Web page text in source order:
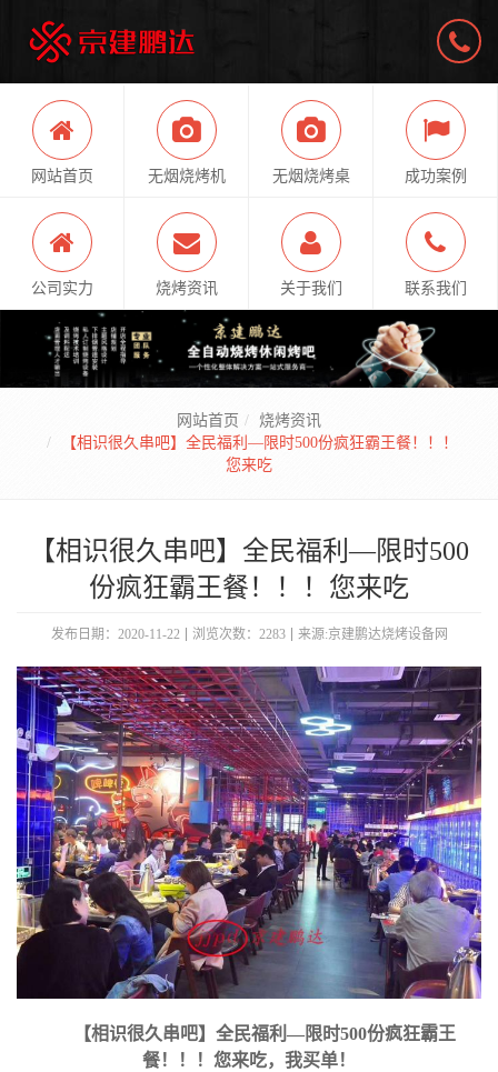
网站首页 无烟烧烤机 无烟烧烤桌 成功案例
公司实力 烧烤资讯 关于我们 联系我们
网站首页
烧烤资讯
【相识很久串吧】全民福利—限时500份疯狂霸王餐！！！
您来吃
【相识很久串吧】全民福利—限时500
份疯狂霸王餐！！！您来吃
发布日期：2020-11-22 浏览次数：2283 来源:京建鹏达烧烤设备网
【相识很久串吧】全民福利—限时500份疯狂霸王
餐！！！您来吃，我买单！